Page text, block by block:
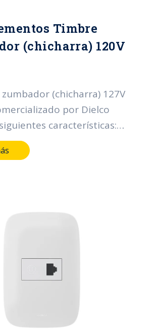
Timbre
(chicharra) 120V
(chicharra) 127V
por Dielco
características:
y medios de conducción
de cobre. Marcación